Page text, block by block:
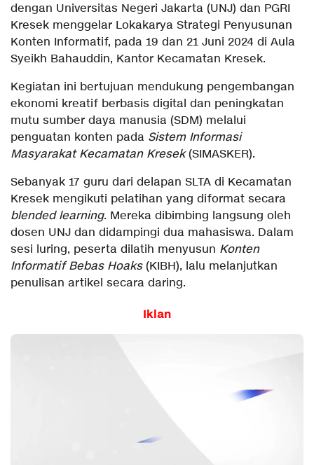
dengan Universitas Negeri Jakarta (UNJ) dan PGRI
Kresek menggelar Lokakarya Strategi Penyusunan
Konten Informatif, pada 19 dan 21 Juni 2024 di Aula
Syeikh Bahauddin, Kantor Kecamatan Kresek.
Kegiatan ini bertujuan mendukung pengembangan
ekonomi kreatif berbasis digital dan peningkatan
mutu sumber daya manusia (SDM) melalui
penguatan konten pada Sistem Informasi
Masyarakat Kecamatan Kresek(SIMASKER).
Sebanyak 17 guru dari delapan SLTA di Kecamatan
Kresek mengikuti pelatihan yang diformat secara
blended learning. Mereka dibimbing langsung oleh
dosen UNJ dan didampingi dua mahasiswa. Dalam
sesi luring, peserta dilatih menyusun Konten
Informatif Bebas Hoaks(KIBH), lalu melanjutkan
penulisan artikel secara daring.
Iklan